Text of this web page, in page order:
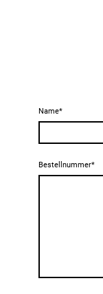
Name*
Bestellnummer*